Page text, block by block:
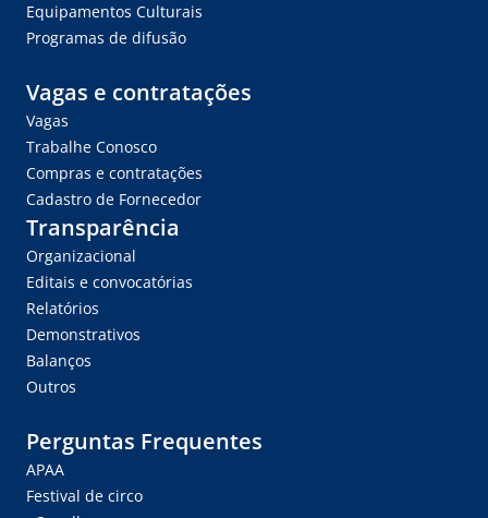
Equipamentos Culturais
Programas de difusão
Vagas e contratações
Vagas
Trabalhe Conosco
Compras e contratações
Cadastro de Fornecedor
Transparência
Organizacional
Editais e convocatórias
Relatórios
Demonstrativos
Balanços
Outros
Perguntas Frequentes
APAA
Festival de circo